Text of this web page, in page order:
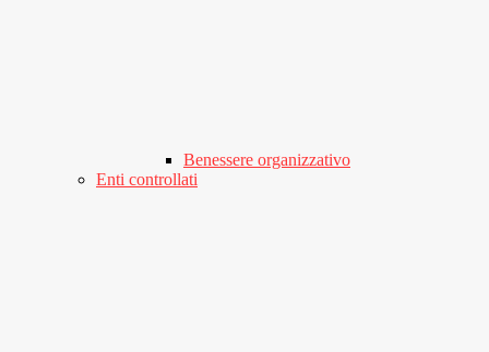
Benessere organizzativo
Enti controllati